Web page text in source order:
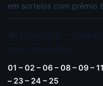
em sorteios com prêmio
01 – 02 – 06 – 08 – 09 –
– 23 – 24 – 25